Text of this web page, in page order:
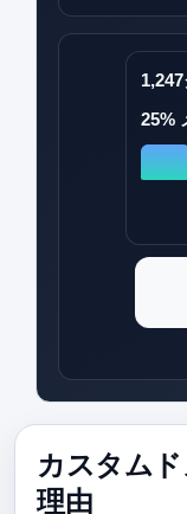
25%
カスタム
理由